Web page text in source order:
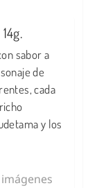
sabor a
de
cada
y los